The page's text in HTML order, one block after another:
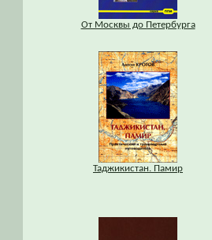
От Москвы до Петербурга
Таджикистан. Памир